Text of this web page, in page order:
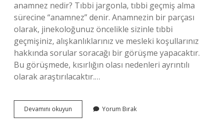
anamnez nedir? Tıbbi jargonla, tıbbi geçmiş alma
sürecine “anamnez” denir. Anamnezin bir parçası
olarak, jinekoloğunuz öncelikle sizinle tıbbi
geçmişiniz, alışkanlıklarınız ve mesleki koşullarınız
hakkında sorular soracağı bir görüşme yapacaktır.
Bu görüşmede, kısırlığın olası nedenleri ayrıntılı
olarak araştırılacaktır.…
Devamını okuyun Anamnez
Çeşitleri
Yorum Bırak